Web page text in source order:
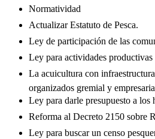
Normatividad
Actualizar Estatuto de Pesca.
Ley de participación de las
Ley para actividades
La acuicultura con
organizados gremial y
Ley para darle presupuesto a
Reforma al Decreto 2150 sobre
Ley para buscar un censo